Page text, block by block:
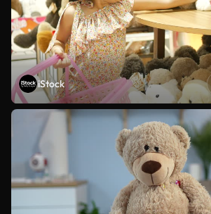
iStock